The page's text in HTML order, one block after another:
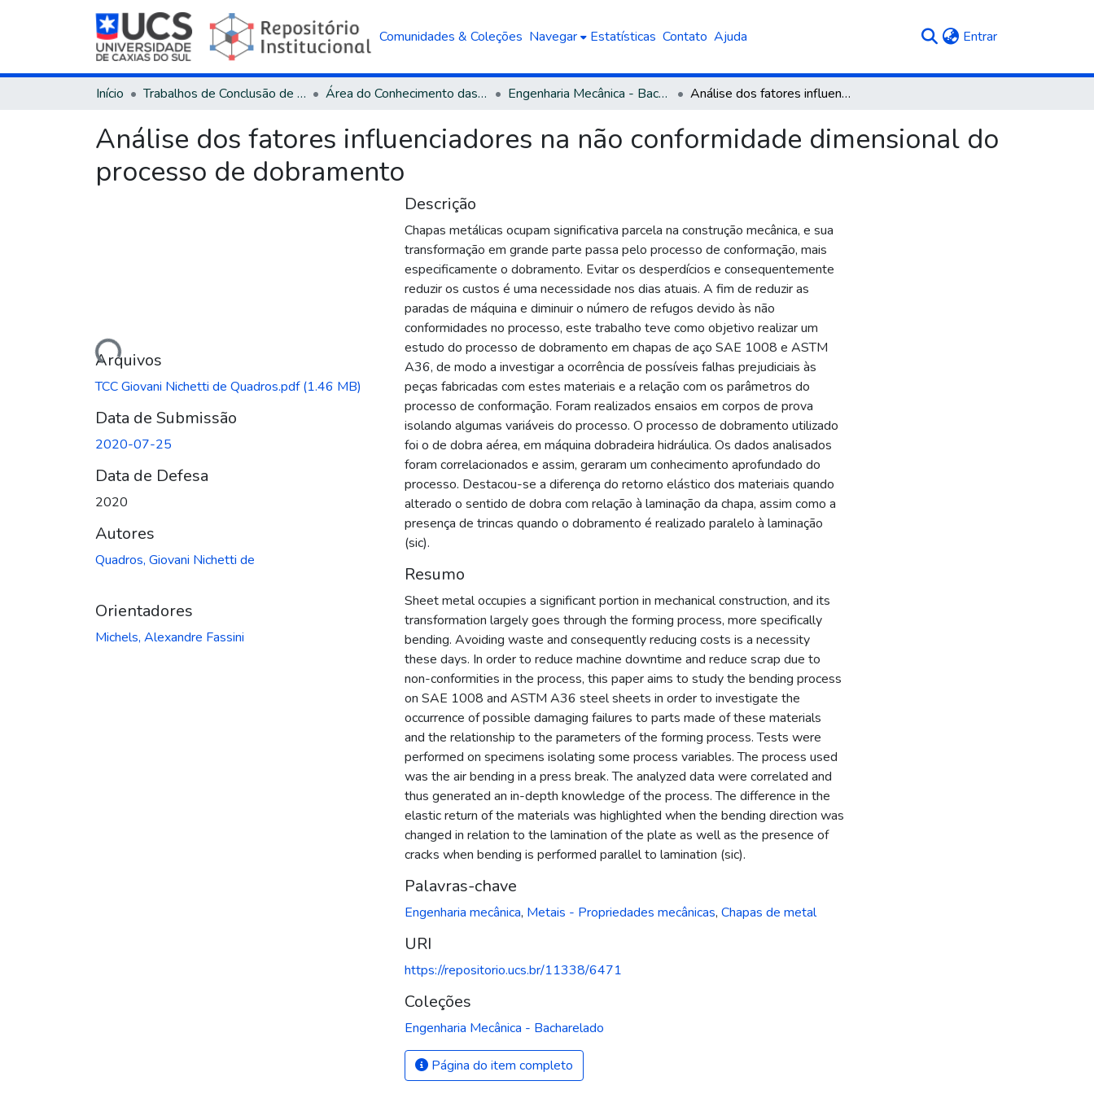
Comunidades & Coleções Navegar Estatísticas Contato Ajuda Entrar(current)
Início Trabalhos de Conclusão de Curso Área do Conhecimento das Engenharias Engenharia Mecânica - Bacharelado Análise dos fatores influenciadores na não conformidade dimensional do processo de dobramento
Análise dos fatores influenciadores na não conformidade dimensional do
processo de dobramento
Carregando...
Arquivos
TCC Giovani Nichetti de Quadros.pdf(1.46 MB)
Data de Submissão
2020-07-25
Data de Defesa
2020
Autores
Quadros, Giovani Nichetti de
Orientadores
Michels, Alexandre Fassini
Descrição
Chapas metálicas ocupam significativa parcela na construção mecânica, e sua
transformação em grande parte passa pelo processo de conformação, mais
especificamente o dobramento. Evitar os desperdícios e consequentemente
reduzir os custos é uma necessidade nos dias atuais. A fim de reduzir as
paradas de máquina e diminuir o número de refugos devido às não
conformidades no processo, este trabalho teve como objetivo realizar um
estudo do processo de dobramento em chapas de aço SAE 1008 e ASTM
A36, de modo a investigar a ocorrência de possíveis falhas prejudiciais às
peças fabricadas com estes materiais e a relação com os parâmetros do
processo de conformação. Foram realizados ensaios em corpos de prova
isolando algumas variáveis do processo. O processo de dobramento utilizado
foi o de dobra aérea, em máquina dobradeira hidráulica. Os dados analisados
foram correlacionados e assim, geraram um conhecimento aprofundado do
processo. Destacou-se a diferença do retorno elástico dos materiais quando
alterado o sentido de dobra com relação à laminação da chapa, assim como a
presença de trincas quando o dobramento é realizado paralelo à laminação
(sic).
Resumo
Sheet metal occupies a significant portion in mechanical construction, and its
transformation largely goes through the forming process, more specifically
bending. Avoiding waste and consequently reducing costs is a necessity
these days. In order to reduce machine downtime and reduce scrap due to
non-conformities in the process, this paper aims to study the bending process
on SAE 1008 and ASTM A36 steel sheets in order to investigate the
occurrence of possible damaging failures to parts made of these materials
and the relationship to the parameters of the forming process. Tests were
performed on specimens isolating some process variables. The process used
was the air bending in a press break. The analyzed data were correlated and
thus generated an in-depth knowledge of the process. The difference in the
elastic return of the materials was highlighted when the bending direction was
changed in relation to the lamination of the plate as well as the presence of
cracks when bending is performed parallel to lamination (sic).
Palavras-chave
Engenharia mecânica, Metais - Propriedades mecânicas, Chapas de metal
URI
https://repositorio.ucs.br/11338/6471
Coleções
Engenharia Mecânica - Bacharelado
Página do item completo